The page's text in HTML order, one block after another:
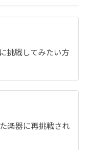
挑戦してみたい方
楽器に再挑戦され